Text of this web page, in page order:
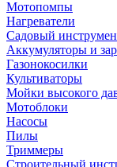
Мотопомпы
Нагреватели
Садовый
Аккумуляторы и
Газонокосилки
Культиваторы
Мойки высокого
Мотоблоки
Насосы
Пилы
Триммеры
Строительный